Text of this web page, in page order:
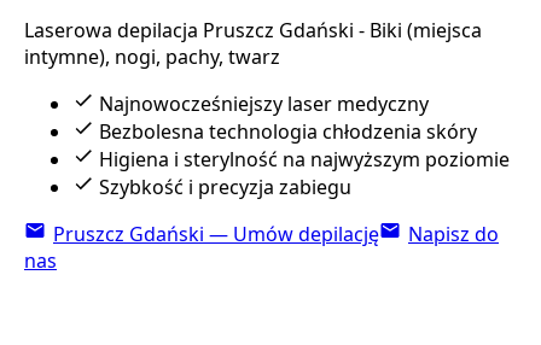
Laserowa depilacja Pruszcz Gdański - Biki (miejsca
intymne), nogi, pachy, twarz
Najnowocześniejszy laser medyczny
Bezbolesna technologia chłodzenia skóry
Higiena i sterylność na najwyższym poziomie
Szybkość i precyzja zabiegu
Pruszcz Gdański — Umów depilację
Napisz do
nas